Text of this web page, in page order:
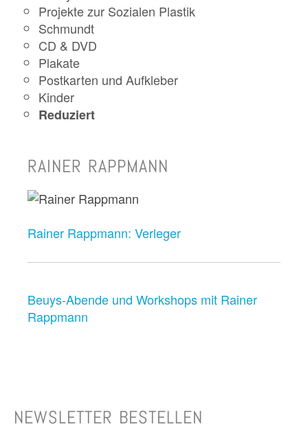
Projekte zur Sozialen Plastik
Schmundt
CD & DVD
Plakate
Postkarten und Aufkleber
Kinder
Reduziert
RAINER RAPPMANN
Rainer Rappmann: Verleger
Beuys-Abende und Workshops mit Rainer
Rappmann
NEWSLETTER BESTELLEN